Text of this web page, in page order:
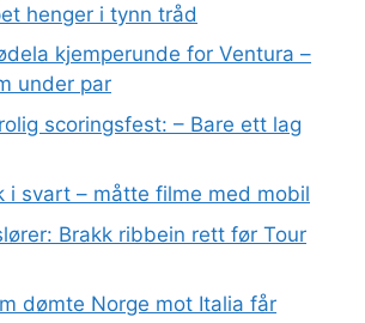
henger i tynn tråd
kjemperunde for Ventura –
under par
scoringsfest: – Bare ett lag
i svart – måtte filme med mobil
Brakk ribbein rett før Tour
dømte Norge mot Italia får